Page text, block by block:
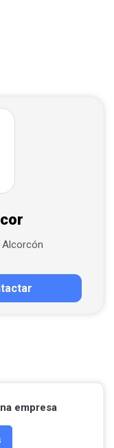
Alcorcón
por correo
empresa